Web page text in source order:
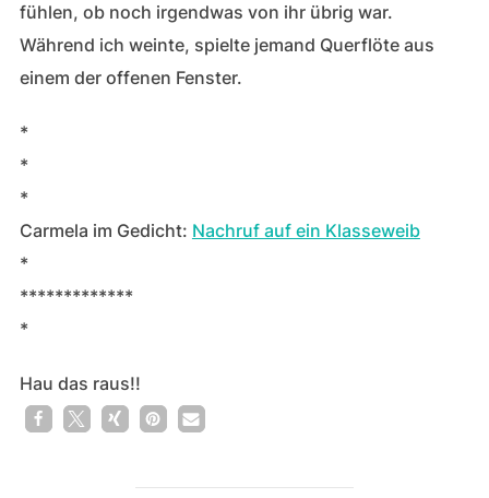
fühlen, ob noch irgendwas von ihr übrig war.
Während ich weinte, spielte jemand Querflöte aus
einem der offenen Fenster.
*
*
*
Carmela im Gedicht: Nachruf auf ein Klasseweib
*
*************
*
Hau das raus!!
1